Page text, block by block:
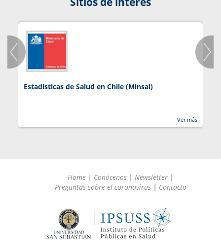
Estadísticas de Salud en Chile (Minsal)
Ver más
Home | Conócenos | Newsletter |
Preguntas sobre el coronavirus | Contacto